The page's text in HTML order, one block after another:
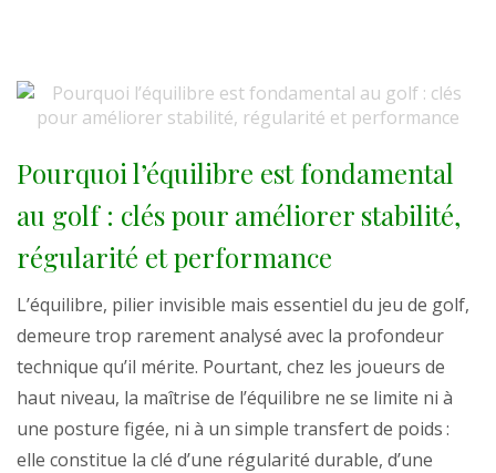
Pourquoi l’équilibre est fondamental
au golf : clés pour améliorer stabilité,
régularité et performance
L’équilibre, pilier invisible mais essentiel du jeu de golf,
demeure trop rarement analysé avec la profondeur
technique qu’il mérite. Pourtant, chez les joueurs de
haut niveau, la maîtrise de l’équilibre ne se limite ni à
une posture figée, ni à un simple transfert de poids :
elle constitue la clé d’une régularité durable, d’une